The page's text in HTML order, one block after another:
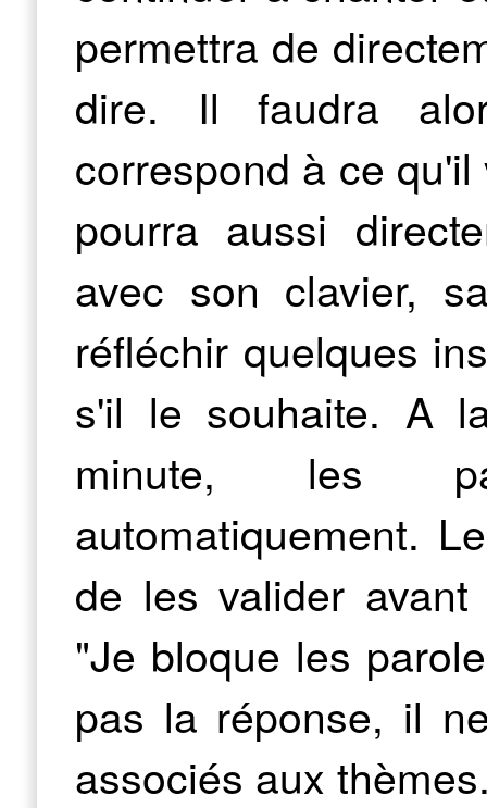
permettra de
dire. Il faudra
correspond à ce
pourra aussi
avec son clavier,
réfléchir quelques
s'il le souhaite. A
minute, les
automatiquement.
de les valider
"Je bloque les
pas la réponse, il
associés aux